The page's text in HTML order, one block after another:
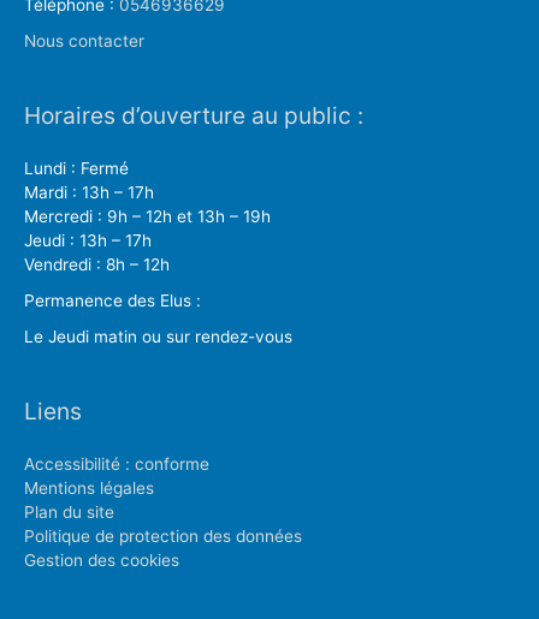
Téléphone : 0546936629
Nous contacter
Horaires d’ouverture au public :
Lundi : Fermé
Mardi : 13h – 17h
Mercredi : 9h – 12h et 13h – 19h
Jeudi : 13h – 17h
Vendredi : 8h – 12h
Permanence des Elus :
Le Jeudi matin ou sur rendez-vous
Liens
Accessibilité : conforme
Mentions légales
Plan du site
Politique de protection des données
Gestion des cookies